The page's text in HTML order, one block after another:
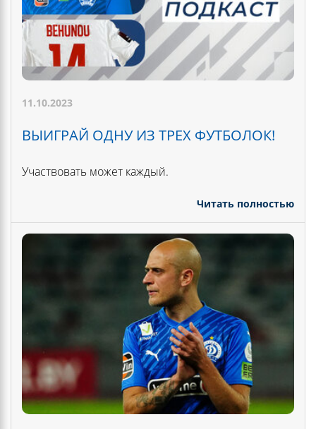
11.10.2023
ВЫИГРАЙ ОДНУ ИЗ ТРЕХ ФУТБОЛОК!
Участвовать может каждый.
Читать полностью